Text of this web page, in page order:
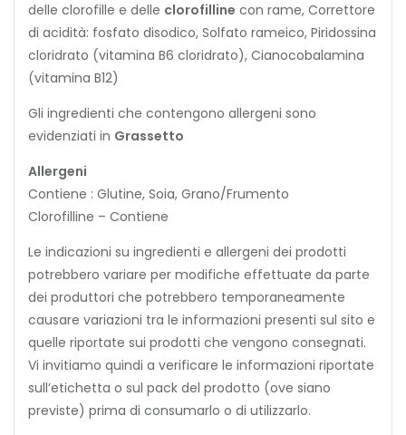
delle clorofille e delle clorofilline con rame, Correttore
di acidità: fosfato disodico, Solfato rameico, Piridossina
cloridrato (vitamina B6 cloridrato), Cianocobalamina
(vitamina B12)
Gli ingredienti che contengono allergeni sono
evidenziati in Grassetto
Allergeni
Contiene : Glutine, Soia, Grano/Frumento
Clorofilline – Contiene
Le indicazioni su ingredienti e allergeni dei prodotti
potrebbero variare per modifiche effettuate da parte
dei produttori che potrebbero temporaneamente
causare variazioni tra le informazioni presenti sul sito e
quelle riportate sui prodotti che vengono consegnati.
Vi invitiamo quindi a verificare le informazioni riportate
sull’etichetta o sul pack del prodotto (ove siano
previste) prima di consumarlo o di utilizzarlo.